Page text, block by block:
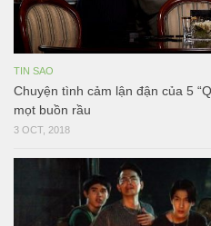
TIN SAO
Chuyện tình cảm lận đận của 5
mọt buồn rầu
3 OCT, 2018